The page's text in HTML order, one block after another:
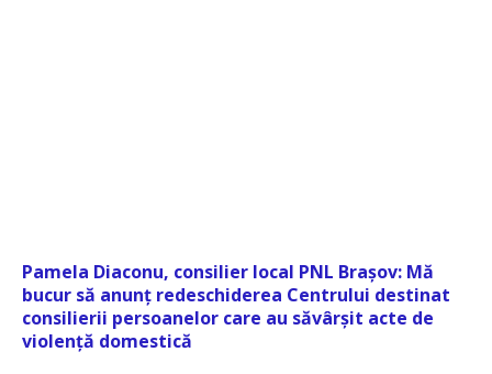
Pamela Diaconu, consilier local PNL Brașov: Mă
bucur să anunț redeschiderea Centrului destinat
consilierii persoanelor care au săvârșit acte de
violență domestică